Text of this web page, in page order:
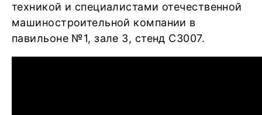
техникой и специалистами отечественной
машиностроительной компании в
павильоне №1, зале 3, стенд C3007.